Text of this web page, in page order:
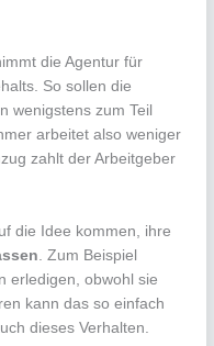
die Agentur für
So sollen die
wenigstens zum Teil
arbeitet also weniger
zahlt der Arbeitgeber
die Idee kommen, ihre
. Zum Beispiel
erledigen, obwohl sie
kann das so einfach
dieses Verhalten.